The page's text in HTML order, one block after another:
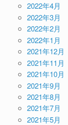
2022年4月
2022年3月
2022年2月
2022年1月
2021年12月
2021年11月
2021年10月
2021年9月
2021年8月
2021年7月
2021年5月